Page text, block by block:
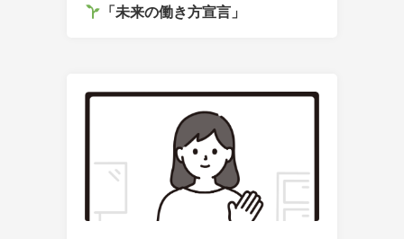
「未来の働き方宣言」